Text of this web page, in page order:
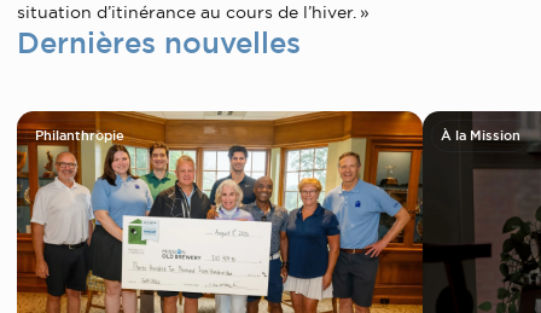
situation d’itinérance au cours de l’hiver. »
Dernières nouvelles
Philanthropie À la Mission